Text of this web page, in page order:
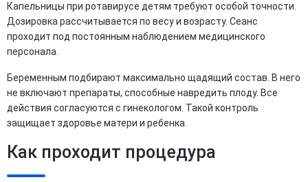
Капельницы при ротавирусе детям требуют особой точности.
Дозировка рассчитывается по весу и возрасту. Сеанс
проходит под постоянным наблюдением медицинского
персонала.
Беременным подбирают максимально щадящий состав. В него
не включают препараты, способные навредить плоду. Все
действия согласуются с гинекологом. Такой контроль
защищает здоровье матери и ребенка.
Как проходит процедура